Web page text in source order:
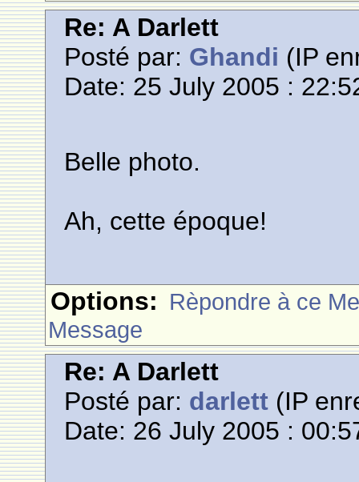
Re: A Darlett
Posté par: Ghandi (IP
Date: 25 July 2005 :
Belle photo.
Ah, cette époque!
Options: Rèpondre à ce
Message
Re: A Darlett
Posté par: darlett (IP
Date: 26 July 2005 :